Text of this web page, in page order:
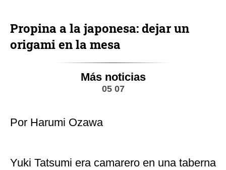
Propina a la japonesa: dejar un
origami en la mesa
Más noticias
05 07
Por Harumi Ozawa
Yuki Tatsumi era camarero en una taberna